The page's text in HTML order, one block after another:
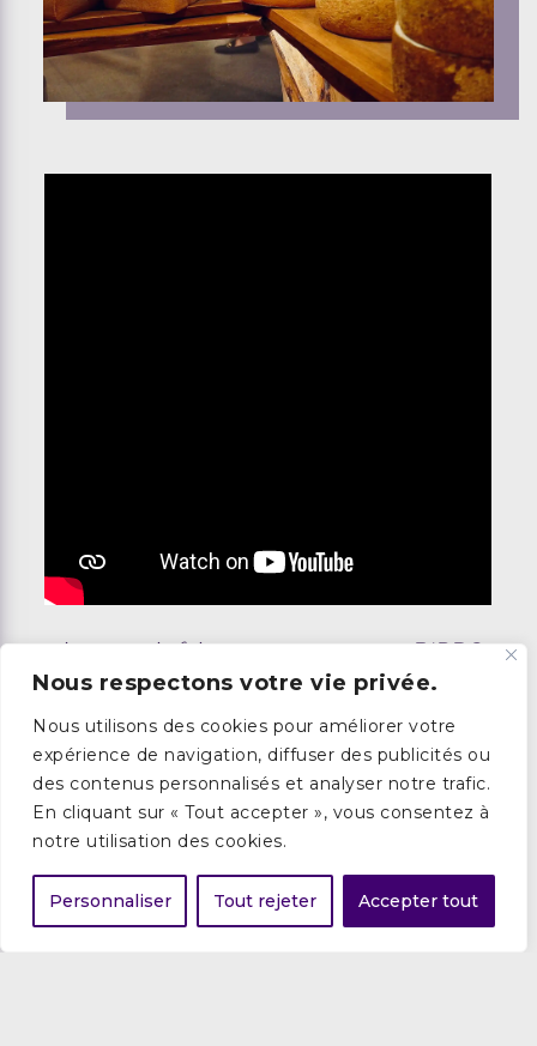
Nous respectons votre vie privée.
Nous utilisons des cookies pour améliorer votre
expérience de navigation, diffuser des publicités ou
des contenus personnalisés et analyser notre trafic.
En cliquant sur « Tout accepter », vous consentez à
notre utilisation des cookies.
Personnaliser Tout rejeter Accepter tout
« je me suis fait accompagner par BIRDS
FINANCE pour être aiguillé, entouré de
manière qualitative et pour que ça aille
au bout et ça a fonctionné »
Reprise d'une fromagerie